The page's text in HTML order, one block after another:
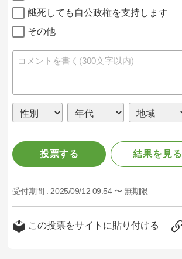
餓死しても自公政権を支持します
その他
投票する 結果を見る
受付期間 :2025/09/12 09:54 〜 無期限
この投票をサイトに貼り付ける